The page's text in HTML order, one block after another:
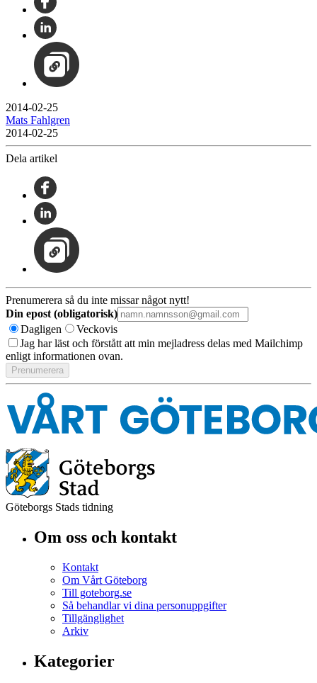
2014-02-25
Mats Fahlgren
2014-02-25
Dela artikel
Prenumerera så du inte missar något nytt!
Din epost (obligatorisk)
Dagligen
Veckovis
Jag har läst och förstått att min mejladress delas med Mailchimp
enligt informationen ovan.
Göteborgs Stads tidning
Om oss och kontakt
Kontakt
Om Vårt Göteborg
Till goteborg.se
Så behandlar vi dina personuppgifter
Tillgänglighet
Arkiv
Kategorier